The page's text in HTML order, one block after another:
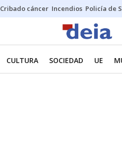
Cribado cáncer Incendios Policía de
CULTURA SOCIEDAD UE